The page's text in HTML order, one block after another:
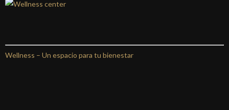
Wellness – Un espacio para tu bienestar